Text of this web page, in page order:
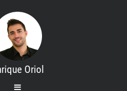
Oriol
open